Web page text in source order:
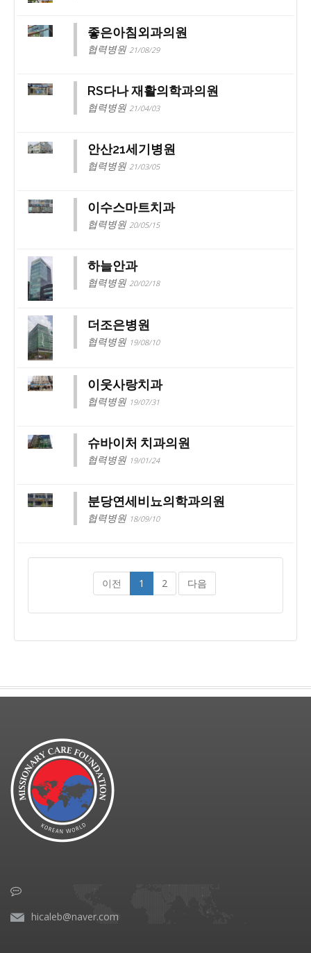
좋은아침외과의원
협력병원 21/08/29
RS다나 재활의학과의원
협력병원 21/04/03
안산21세기병원
협력병원 21/03/05
이수스마트치과
협력병원 20/05/15
하늘안과
협력병원 20/02/18
더조은병원
협력병원 19/08/10
이웃사랑치과
협력병원 19/07/31
슈바이처 치과의원
협력병원 19/01/24
분당연세비뇨의학과의원
협력병원 18/09/10
이전 1 2 다음
hicaleb@naver.com